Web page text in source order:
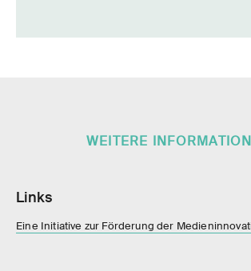
WEITERE
Links
Eine Initiative zur Förderung der